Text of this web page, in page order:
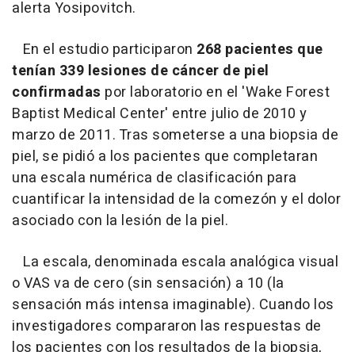
alerta Yosipovitch.
En el estudio participaron 268 pacientes que
tenían 339 lesiones de cáncer de piel
confirmadas por laboratorio en el 'Wake Forest
Baptist Medical Center' entre julio de 2010 y
marzo de 2011. Tras someterse a una biopsia de
piel, se pidió a los pacientes que completaran
una escala numérica de clasificación para
cuantificar la intensidad de la comezón y el dolor
asociado con la lesión de la piel.
La escala, denominada escala analógica visual
o VAS va de cero (sin sensación) a 10 (la
sensación más intensa imaginable). Cuando los
investigadores compararon las respuestas de